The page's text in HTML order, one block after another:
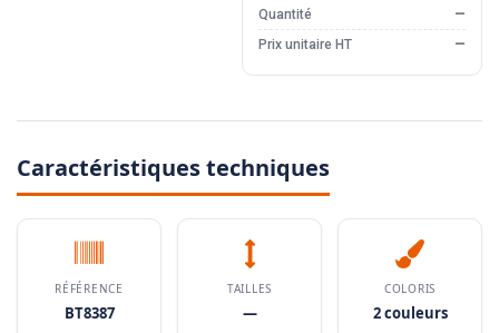
Quantité
—
Prix unitaire HT
—
Caractéristiques techniques
RÉFÉRENCE
BT8387
TAILLES
—
COLORIS
2 couleurs